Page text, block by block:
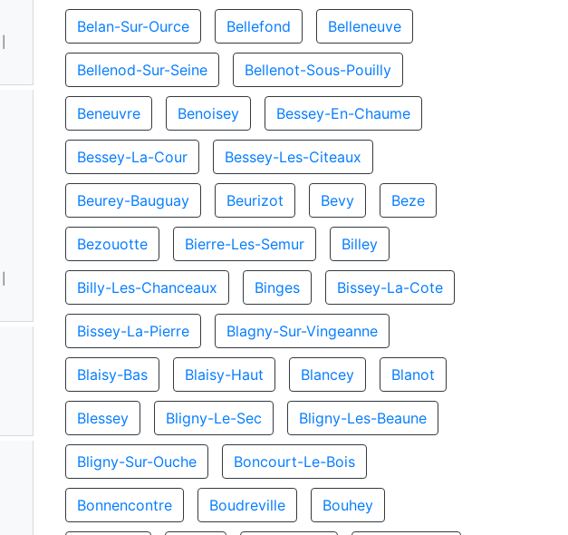
Belan-Sur-Ource Bellefond Belleneuve
Bellenod-Sur-Seine Bellenot-Sous-Pouilly
Beneuvre Benoisey Bessey-En-Chaume
Bessey-La-Cour Bessey-Les-Citeaux
Beurey-Bauguay Beurizot Bevy Beze
Bezouotte Bierre-Les-Semur Billey
Billy-Les-Chanceaux Binges Bissey-La-Cote
Bissey-La-Pierre Blagny-Sur-Vingeanne
Blaisy-Bas Blaisy-Haut Blancey Blanot
Blessey Bligny-Le-Sec Bligny-Les-Beaune
Bligny-Sur-Ouche Boncourt-Le-Bois
Bonnencontre Boudreville Bouhey